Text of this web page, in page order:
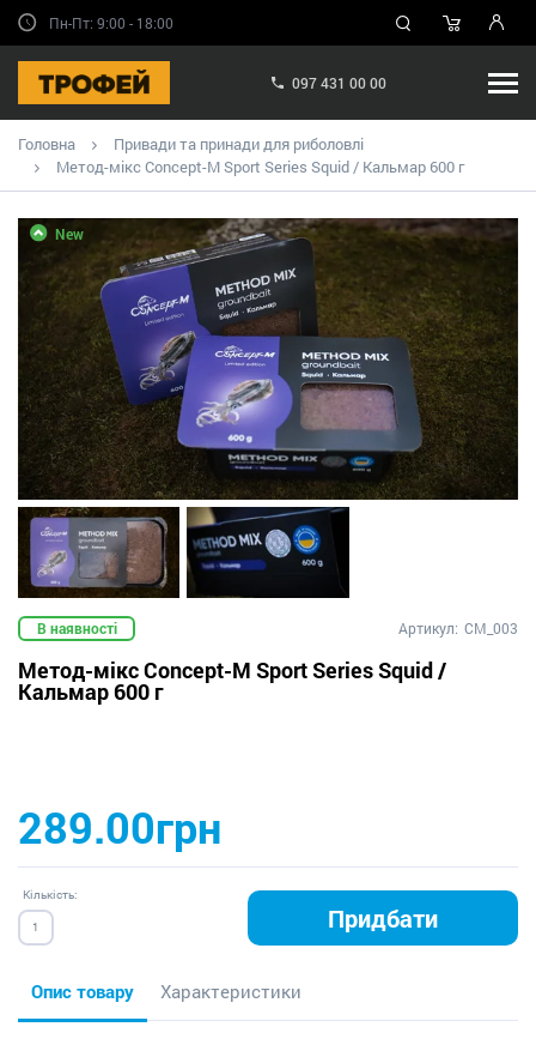
Пн-Пт: 9:00 - 18:00
097 431 00 00
Головна
Привади та принади для риболовлі
Метод-мікс Concept-M Sport Series Squid / Кальмар 600 г
New
В наявності Артикул: СM_003
Метод-мікс Concept-M Sport Series Squid /
Кальмар 600 г
289.00грн
Кількість:
Придбати
Опис товару Характеристики